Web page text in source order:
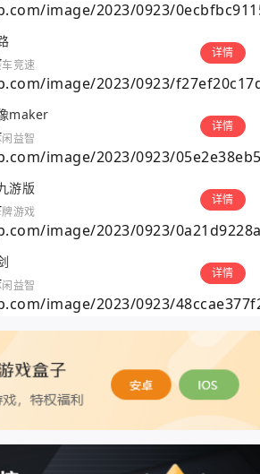
竞速
详情
maker
益智
详情
游版
游戏
详情
益智
详情